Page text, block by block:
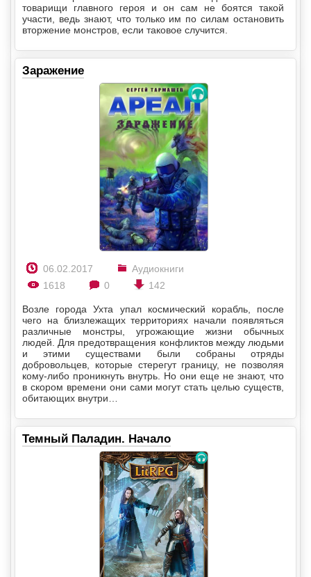
товарищи главного героя и он сам не боятся такой
участи, ведь знают, что только им по силам остановить
вторжение монстров, если таковое случится.
Заражение
06.02.2017
Аудиокниги
1618
0 142
Возле города Ухта упал космический корабль, после
чего на близлежащих территориях начали появляться
различные монстры, угрожающие жизни обычных
людей. Для предотвращения конфликтов между людьми
и этими существами были собраны отряды
добровольцев, которые стерегут границу, не позволяя
кому-либо проникнуть внутрь. Но они еще не знают, что
в скором времени они сами могут стать целью существ,
обитающих внутри…
Темный Паладин. Начало